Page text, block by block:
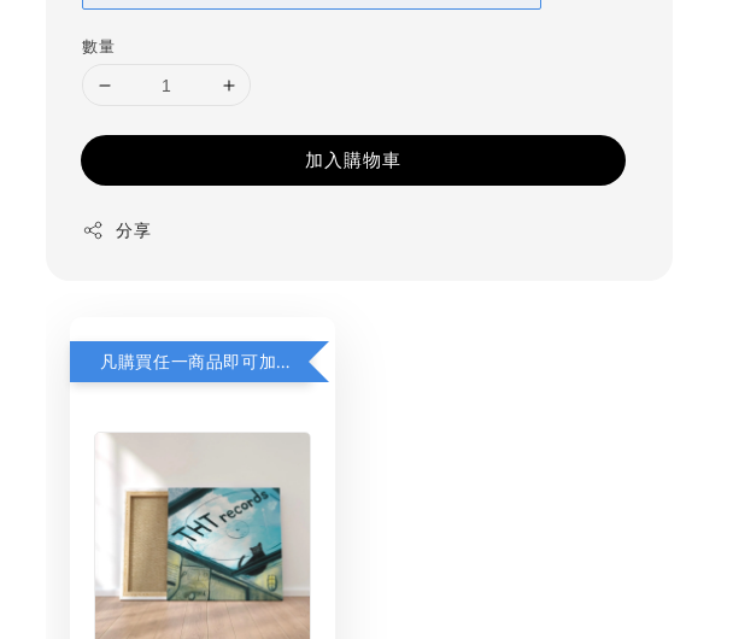
數量
加入購物車
分享
凡購買任一商品即可加購 THT 九週年 同一片天空 無框畫 30 x 30 cm 附掛勾 (黑膠封面大小）